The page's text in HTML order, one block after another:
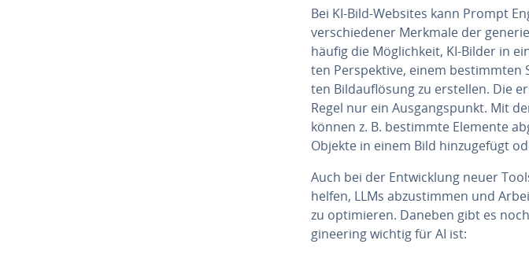
Bei KI-Bild-Websites kann Prompt
ver­schie­de­ner Merkmale der
häufig die Mög­lich­keit, KI-Bilder in
ten Per­spek­ti­ve, einem
ten Bild­auf­lö­sung zu erstellen. Die
Regel nur ein Aus­gangs­punkt. Mit
können z. B. bestimmte Elemente
Objekte in einem Bild hin­zu­ge­fügt
Auch bei der Ent­wick­lung neuer
helfen, LLMs ab­zu­stim­men und
zu op­ti­mie­ren. Daneben gibt es
gi­nee­ring wichtig für AI ist: